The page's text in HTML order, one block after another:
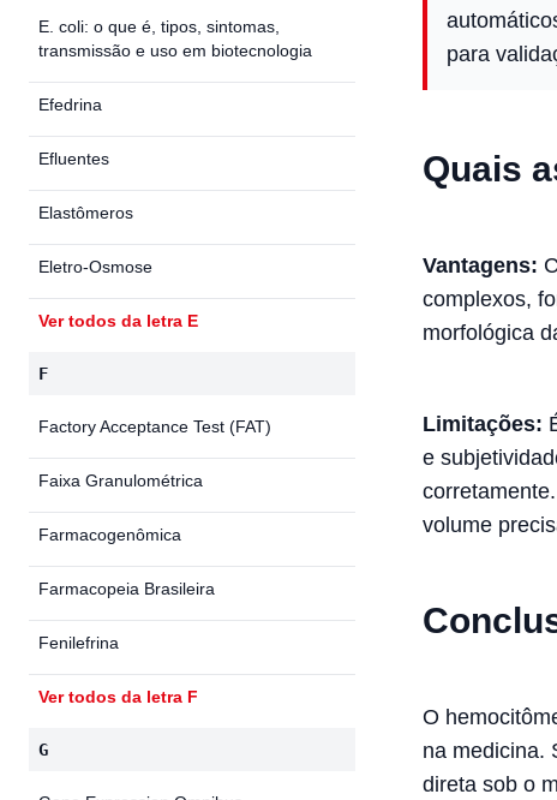
para
Quais
Vantagens:
complexos,
morfológica
Limitações:
e
volume
O
na medicina.
direta sob o
E. coli: o que é, tipos, sintomas,
transmissão e uso em biotecnologia
Efedrina
Efluentes
Elastômeros
Eletro-Osmose
Ver todos da letra E
F
Factory Acceptance Test (FAT)
Faixa Granulométrica
Farmacogenômica
Farmacopeia Brasileira
Fenilefrina
Ver todos da letra F
G